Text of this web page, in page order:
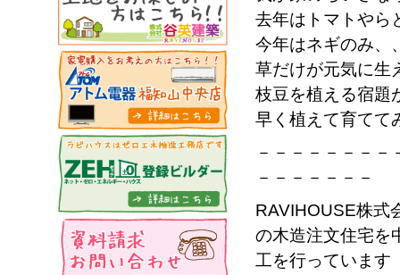
去年はトマトやら
今年はネギのみ、
草だけが元気に生
枝豆を植える宿題
早く植えて育てて
－－－－－－－
－－－－－－－
RAVIHOUSE株式
の木造注文住宅を
工を行っています